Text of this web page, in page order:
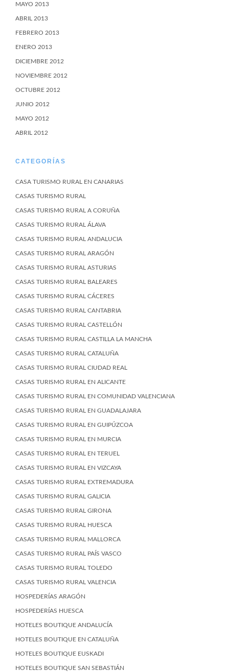
MAYO 2013
ABRIL 2013
FEBRERO 2013
ENERO 2013
DICIEMBRE 2012
NOVIEMBRE 2012
OCTUBRE 2012
JUNIO 2012
MAYO 2012
ABRIL 2012
CATEGORÍAS
CASA TURISMO RURAL EN CANARIAS
CASAS TURISMO RURAL
CASAS TURISMO RURAL A CORUÑA
CASAS TURISMO RURAL ÁLAVA
CASAS TURISMO RURAL ANDALUCIA
CASAS TURISMO RURAL ARAGÓN
CASAS TURISMO RURAL ASTURIAS
CASAS TURISMO RURAL BALEARES
CASAS TURISMO RURAL CÁCERES
CASAS TURISMO RURAL CANTABRIA
CASAS TURISMO RURAL CASTELLÓN
CASAS TURISMO RURAL CASTILLA LA MANCHA
CASAS TURISMO RURAL CATALUÑA
CASAS TURISMO RURAL CIUDAD REAL
CASAS TURISMO RURAL EN ALICANTE
CASAS TURISMO RURAL EN COMUNIDAD VALENCIANA
CASAS TURISMO RURAL EN GUADALAJARA
CASAS TURISMO RURAL EN GUIPÚZCOA
CASAS TURISMO RURAL EN MURCIA
CASAS TURISMO RURAL EN TERUEL
CASAS TURISMO RURAL EN VIZCAYA
CASAS TURISMO RURAL EXTREMADURA
CASAS TURISMO RURAL GALICIA
CASAS TURISMO RURAL GIRONA
CASAS TURISMO RURAL HUESCA
CASAS TURISMO RURAL MALLORCA
CASAS TURISMO RURAL PAÍS VASCO
CASAS TURISMO RURAL TOLEDO
CASAS TURISMO RURAL VALENCIA
HOSPEDERÍAS ARAGÓN
HOSPEDERÍAS HUESCA
HOTELES BOUTIQUE ANDALUCÍA
HOTELES BOUTIQUE EN CATALUÑA
HOTELES BOUTIQUE EUSKADI
HOTELES BOUTIQUE SAN SEBASTIÁN